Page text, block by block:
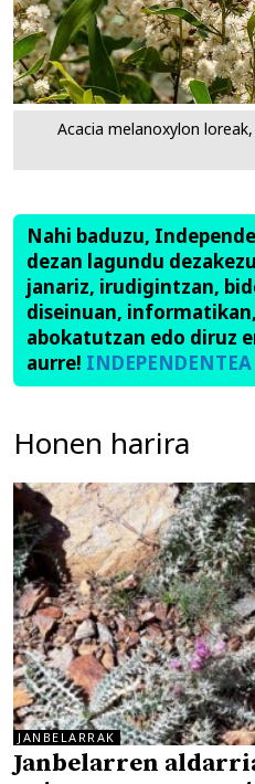
Acacia melanoxylon
Nahi baduzu,
dezan lagundu
janariz, irudigintzan,
diseinuan,
abokatutzan edo diruz
aurre!
Honen harira
JANBELARRAK
Janbelarren